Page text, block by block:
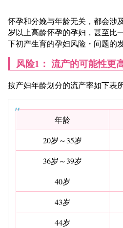
怀孕和分娩与年龄无关，都会涉
岁以上高龄怀孕的孕妇，甚至比
下初产生育的孕妇风险・问题的
风险1： 流产的可能性更
按产妇年龄划分的流产率如下表所
年龄
20岁～35岁
36岁～39岁
40岁
43岁
44岁